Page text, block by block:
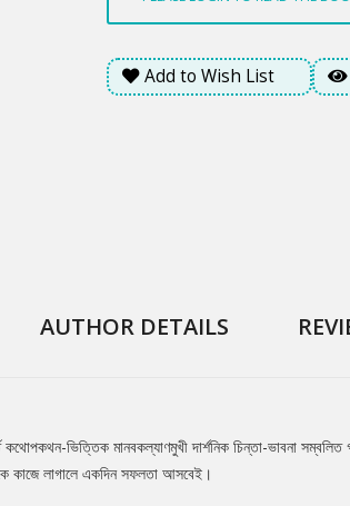
Add to Wish List
AUTHOR DETAILS
কথোপকথন-ভিত্তিক মানবকল্যাণমুখী দার্শনিক চিন্তা-ভাবনা
কাজে লাগালে একদিন সফলতা আসবেই।